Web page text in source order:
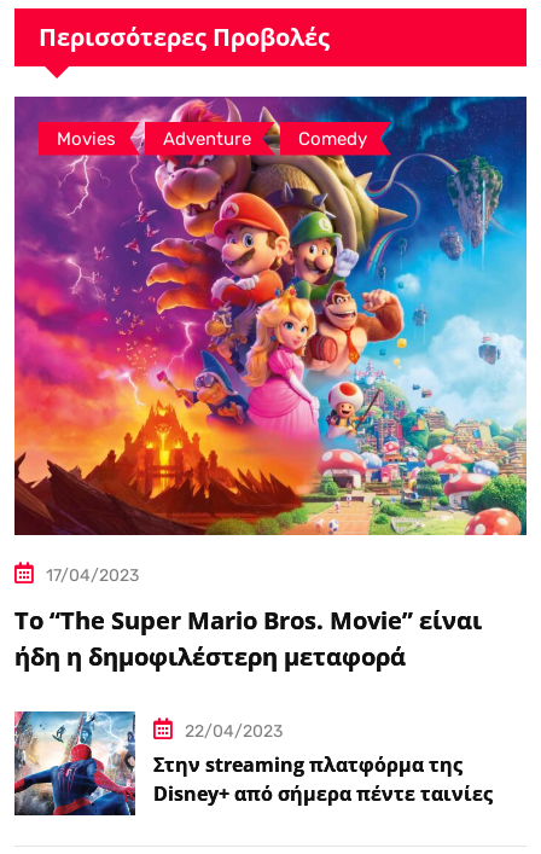
Περισσότερες Προβολές
Movies , Adventure , Comedy
17/04/2023
Το “The Super Mario Bros. Movie” είναι
ήδη η δημοφιλέστερη μεταφορά
22/04/2023
Στην streaming πλατφόρμα της
Disney+ από σήμερα πέντε ταινίες